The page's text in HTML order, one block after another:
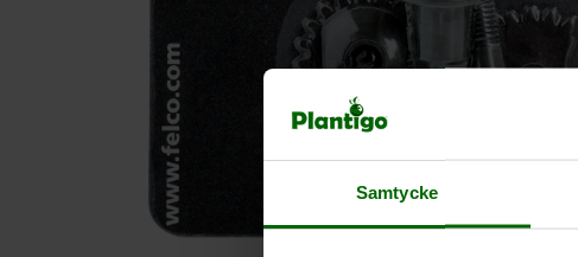
Samtycke